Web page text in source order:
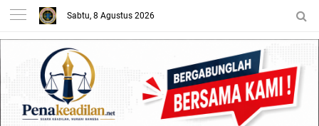
Sabtu, 8 Agustus 2026